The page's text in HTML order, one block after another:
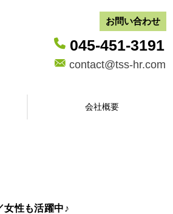
お問い合わせ
045-451-3191
contact@tss-hr.com
会社概要
女性も活躍中♪